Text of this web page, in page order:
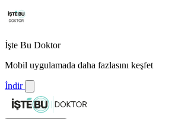
İşte Bu Doktor
Mobil uygulamada daha fazlasını keşfet
İndir